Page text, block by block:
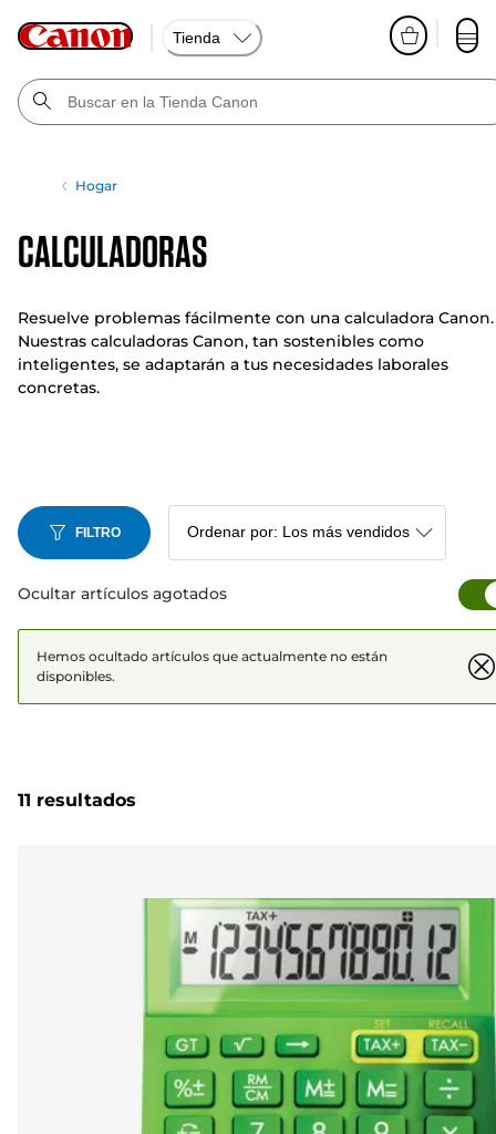
Tienda
Hogar
Calculadoras
Resuelve problemas fácilmente con una calculadora Canon.
Nuestras calculadoras Canon, tan sostenibles como
inteligentes, se adaptarán a tus necesidades laborales
concretas.
FILTRO
Ocultar artículos agotados
Hemos ocultado artículos que actualmente no están
disponibles.
11 resultados